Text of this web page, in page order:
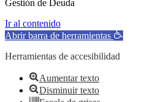
Gestión de Deuda
Ir al contenido
Abrir barra de herramientas
Herramientas de accesibilidad
Aumentar texto
Disminuir texto